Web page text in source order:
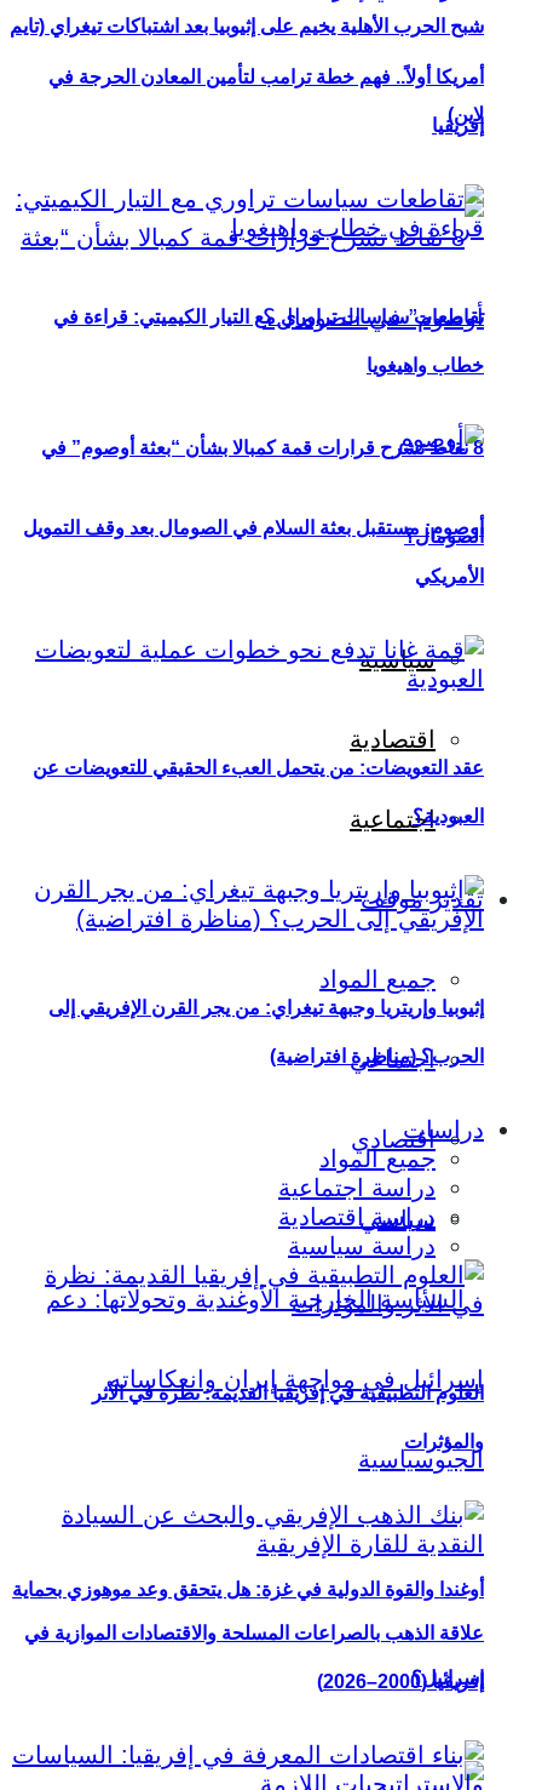
شبح الحرب الأهلية يخيم على إثيوبيا بعد اشتباكات تيغراي (تايم
لاين)
8 نقاط تشرح قرارات قمة كمبالا بشأن “بعثة أوصوم” في
الصومال؟
سياسية
اقتصادية
اجتماعية
تقدير موقف
جميع المواد
اجتماعي
اقتصادي
سياسي
أوغندا والقوة الدولية في غزة: هل يتحقق وعد موهوزي بحماية
إسرائيل؟
أمريكا أولاً.. فهم خطة ترامب لتأمين المعادن الحرجة في
إفريقيا
تقاطعات سياسات تراوري مع التيار الكيميتي: قراءة في
خطاب واهيغويا
أوصوم: مستقبل بعثة السلام في الصومال بعد وقف التمويل
الأمريكي
عقد التعويضات: من يتحمل العبء الحقيقي للتعويضات عن
العبودية؟
إثيوبيا وإريتريا وجبهة تيغراي: من يجر القرن الإفريقي إلى
الحرب؟ (مناظرة افتراضية)
دراسات
جميع المواد
دراسة اجتماعية
دراسة اقتصادية
دراسة سياسية
العلوم التطبيقية في إفريقيا القديمة: نظرة في الأثر
والمؤثرات
علاقة الذهب بالصراعات المسلحة والاقتصادات الموازية في
إفريقيا (2000–2026)